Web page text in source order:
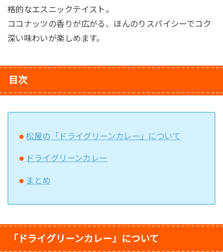
格的なエスニックテイスト。
ココナッツの香りが広がる、ほんのりスパイシーでコク
深い味わいが楽しめます。
目次
松屋の「ドライグリーンカレー」について
ドライグリーンカレー
まとめ
「ドライグリーンカレー」について